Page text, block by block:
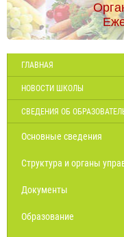
ГЛАВНАЯ
НОВОСТИ ШКОЛЫ
СВЕДЕНИЯ ОБ
Основные сведения
Структура и органы
Документы
Образование